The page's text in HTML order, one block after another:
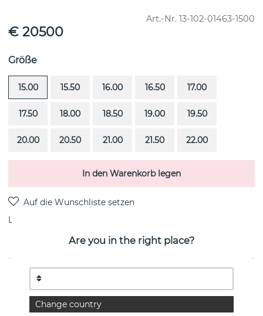
Art.-Nr. 13-102-01463-1500
€ 20500
Größe
15.00 15.50 16.00 16.50 17.00
17.50 18.00 18.50 19.00 19.50
20.00 20.50 21.00 21.50 22.00
In den Warenkorb legen
Lieferung:
PRODUKTBESCHREIBUNG
High On Love ist ein diamantring (1.0 ct) i 18k Weißgold
von der schwedischen Marke Efva Attling
Are you in the right place?
Change country